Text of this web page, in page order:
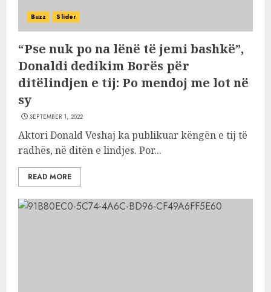
Buzz Slider
“Pse nuk po na lënë të jemi bashkë”,
Donaldi dedikim Borës për
ditëlindjen e tij: Po mendoj me lot në
sy
SEPTEMBER 1, 2022
Aktori Donald Veshaj ka publikuar këngën e tij të
radhës, në ditën e lindjes. Por...
READ MORE